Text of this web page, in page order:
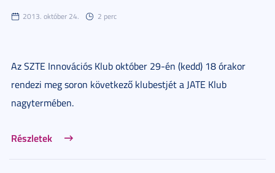
2013. október 24. 2 perc
Az SZTE Innovációs Klub október 29-én (kedd) 18 órakor
rendezi meg soron következő klubestjét a JATE Klub
nagytermében.
Részletek